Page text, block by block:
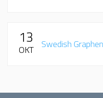
13
OKT Swedish